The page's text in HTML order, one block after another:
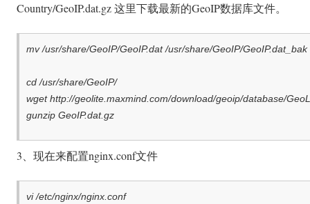
Country/GeoIP.dat.gz 这里下载最新的GeoIP数据库文件。
mv /usr/share/GeoIP/GeoIP.dat /usr/share/GeoIP/GeoIP.dat_bak
cd /usr/share/GeoIP/
wget http://geolite.maxmind.com/download/geoip/database/
gunzip GeoIP.dat.gz
3、现在来配置nginx.conf文件
vi /etc/nginx/nginx.conf